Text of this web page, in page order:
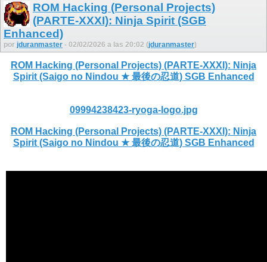
ROM Hacking (Personal Projects)
(PARTE-XXXI): Ninja Spirit (SGB
Enhanced)
por jduranmaster - 02/02/2026 a las 20:02 (jduranmaster)
ROM Hacking (Personal Projects) (PARTE-XXXI): Ninja
Spirit (Saigo no Nindou ★ 最後の忍道) SGB Enhanced
09994238423-ryoga-logo.jpg
ROM Hacking (Personal Projects) (PARTE-XXXI): Ninja
Spirit (Saigo no Nindou ★ 最後の忍道) SGB Enhanced